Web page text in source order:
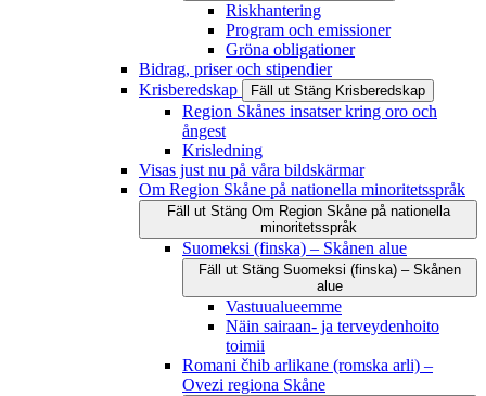
Riskhantering
Program och emissioner
Gröna obligationer
Bidrag, priser och stipendier
Krisberedskap
Fäll ut Stäng Krisberedskap
Region Skånes insatser kring oro och
ångest
Krisledning
Visas just nu på våra bildskärmar
Om Region Skåne på nationella minoritetsspråk
Fäll ut Stäng Om Region Skåne på nationella
minoritetsspråk
Suomeksi (finska) – Skånen alue
Fäll ut Stäng Suomeksi (finska) – Skånen
alue
Vastuualueemme
Näin sairaan- ja terveydenhoito
toimii
Romani čhib arlikane (romska arli) –
Ovezi regiona Skåne